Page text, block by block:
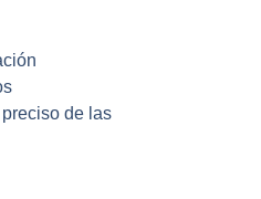
de las